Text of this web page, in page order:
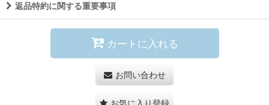
返品特約に関する重要事項
カートに入れる
お問い合わせ